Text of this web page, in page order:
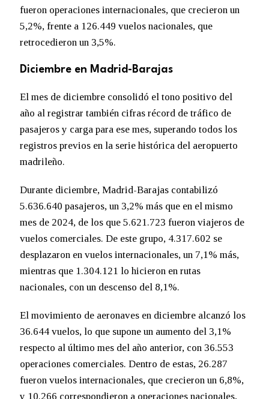
fueron operaciones internacionales, que crecieron un
5,2%, frente a 126.449 vuelos nacionales, que
retrocedieron un 3,5%.
Diciembre en Madrid-Barajas
El mes de diciembre consolidó el tono positivo del
año al registrar también cifras récord de tráfico de
pasajeros y carga para ese mes, superando todos los
registros previos en la serie histórica del aeropuerto
madrileño.
Durante diciembre, Madrid-Barajas contabilizó
5.636.640 pasajeros, un 3,2% más que en el mismo
mes de 2024, de los que 5.621.723 fueron viajeros de
vuelos comerciales. De este grupo, 4.317.602 se
desplazaron en vuelos internacionales, un 7,1% más,
mientras que 1.304.121 lo hicieron en rutas
nacionales, con un descenso del 8,1%.
El movimiento de aeronaves en diciembre alcanzó los
36.644 vuelos, lo que supone un aumento del 3,1%
respecto al último mes del año anterior, con 36.553
operaciones comerciales. Dentro de estas, 26.287
fueron vuelos internacionales, que crecieron un 6,8%,
y 10.266 correspondieron a operaciones nacionales,